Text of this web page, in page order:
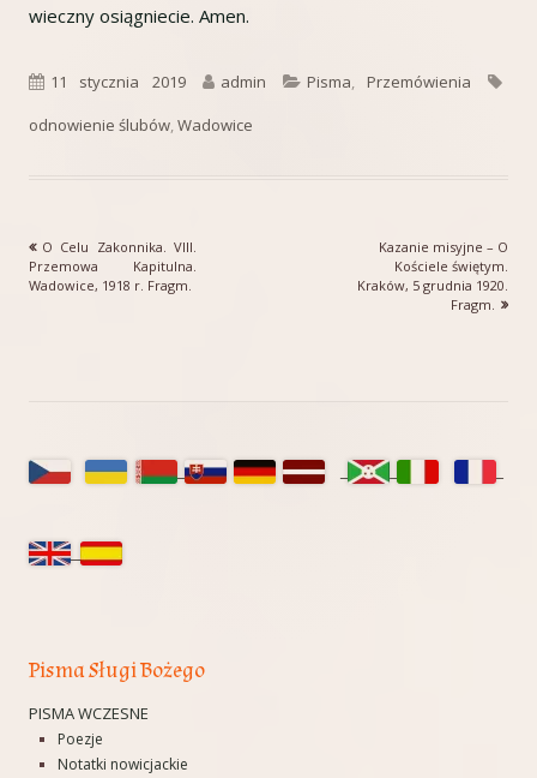
wieczny osiągniecie. Amen.
Opublikowano
11 stycznia 2019 Autor
admin Kategorie
Pisma, Przemówienia
odnowienie ślubów,Wadowice
Nawigacja
wpisu
Poprzedni
artykół
O Celu Zakonnika. VIII.
Przemowa Kapitulna.
Wadowice, 1918 r. Fragm.
Następny
artykół:
Kazanie misyjne – O
Kościele świętym.
Kraków, 5 grudnia 1920.
Fragm.
Główny
boczny
Pisma Sługi Bożego
PISMA WCZESNE
Poezje
Notatki nowicjackie